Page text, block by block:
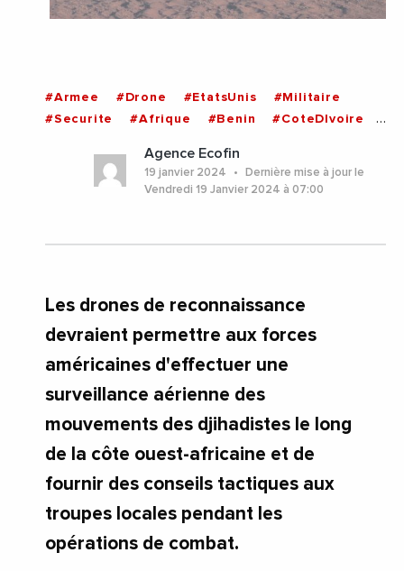
#Armee #Drone #EtatsUnis
#Militaire
#Securite
#Afrique #Benin
#CoteDIvoire
Agence Ecofin
19 janvier 2024
Dernière mise à jour le
Vendredi 19 Janvier 2024 à 07:00
Les drones de reconnaissance
devraient permettre aux forces
américaines d'effectuer une
surveillance aérienne des
mouvements des djihadistes le long
de la côte ouest-africaine et de
fournir des conseils tactiques aux
troupes locales pendant les
opérations de combat.